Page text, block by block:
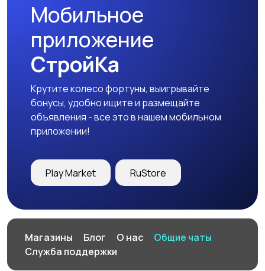
Мобильное
приложение
СтройКа
Крутите колесо фортуны, выигрывайте
бонусы, удобно ищите и размещайте
объявления - все это в нашем мобильном
приложении!
Play Market RuStore
Магазины Блог О нас
Общие чаты
Служба поддержки